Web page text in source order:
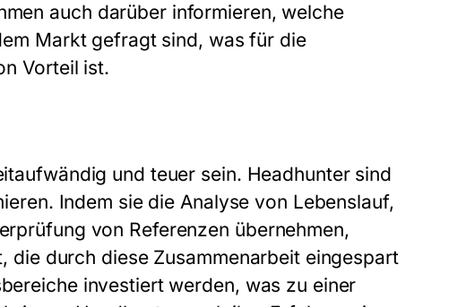
auch darüber informieren, welche
Markt gefragt sind, was für die
Vorteil ist.
und teuer sein. Headhunter sind
Indem sie die Analyse von Lebenslauf,
von Referenzen übernehmen,
die durch diese Zusammenarbeit eingespart
investiert werden, was zu einer